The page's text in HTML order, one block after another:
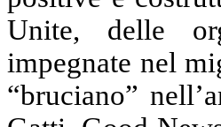
Unite, delle
impegnate nel
“bruciano”